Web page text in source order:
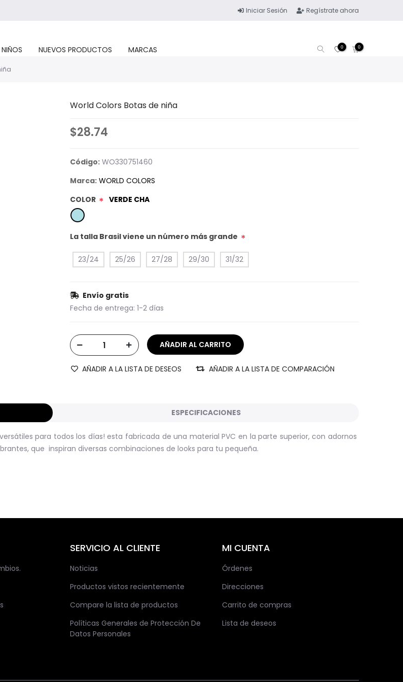
Iniciar Sesión Regístrate ahora
NIÑOS NUEVOS PRODUCTOS MARCAS 0 0
World Colors Botas de niña
$28.74
Código: WO330751460
Marca: WORLD COLORS
COLOR * VERDE CHA
La talla Brasil viene un número más grande *
23/24 25/26 27/28 29/30 31/32
Envío gratis
Fecha de entrega: 1-2 días
AÑADIR A LA LISTA DE DESEOS AÑADIR A LA LISTA DE COMPARACIÓN
ESPECIFICACIONES
para todos los días! esta fabricada de una material PVC en la parte superior, con adornos
que inspiran diversas combinaciones de looks para tu pequeña.
SERVICIO AL CLIENTE
Noticias
Productos vistos recientemente
Compare la lista de productos
Políticas Generales de Protección De
Datos Personales
MI CUENTA
Órdenes
Direcciones
Carrito de compras
Lista de deseos